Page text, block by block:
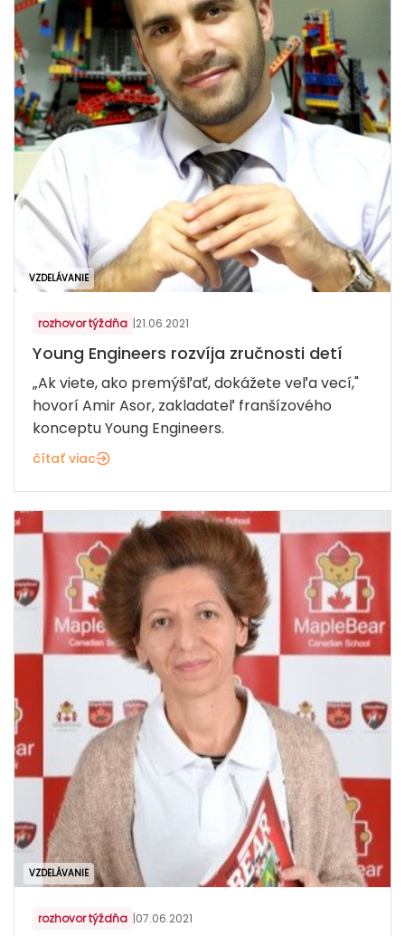
VZDELÁVANIE
rozhovor týždňa |21.06.2021
Young Engineers rozvíja zručnosti detí
„Ak viete, ako premýšľať, dokážete veľa vecí,"
hovorí Amir Asor, zakladateľ franšízového
konceptu Young Engineers.
čítať viac
VZDELÁVANIE
rozhovor týždňa |07.06.2021